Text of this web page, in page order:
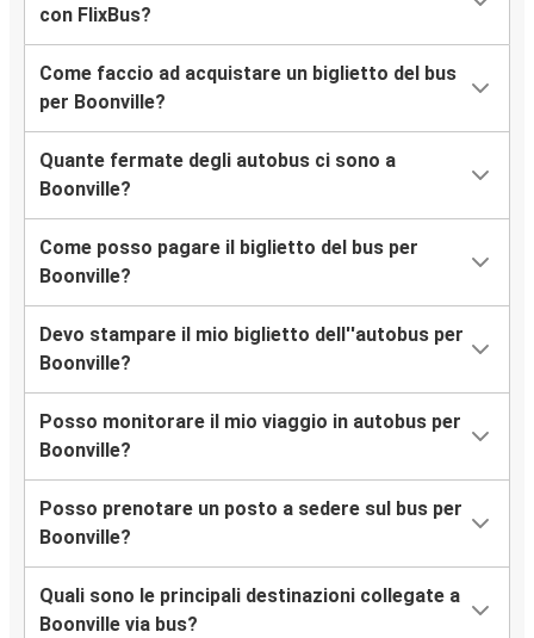
con FlixBus?
Come faccio ad acquistare un biglietto del bus
per Boonville?
Quante fermate degli autobus ci sono a
Boonville?
Come posso pagare il biglietto del bus per
Boonville?
Devo stampare il mio biglietto dell''autobus per
Boonville?
Posso monitorare il mio viaggio in autobus per
Boonville?
Posso prenotare un posto a sedere sul bus per
Boonville?
Quali sono le principali destinazioni collegate a
Boonville via bus?